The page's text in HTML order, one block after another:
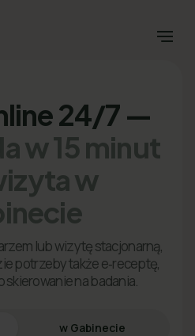
24/7 —
w 15 minut
w
lub wizytę stacjonarną,
potrzeby także e‑receptę,
na badania.
w Gabinecie